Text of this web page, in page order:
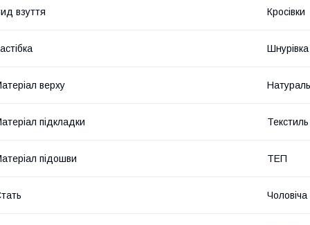
взуття Кросівки
Шнурівка
верху
підкладки Текстиль
підошви ТЕП
Чоловіча